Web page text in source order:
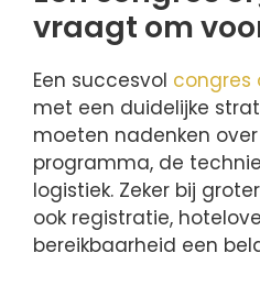
vraagt om
Een succesvol congres
met een duidelijke
moeten nadenken
programma, de
logistiek. Zeker bij
ook registratie,
bereikbaarheid een